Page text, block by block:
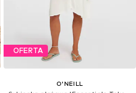
OFERTA
O'NEILL